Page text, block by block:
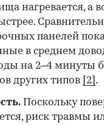
нагревается, а
панелей
в среднем
на 2–4 минуты
других типов [2] .
Поскольку
риск травмы